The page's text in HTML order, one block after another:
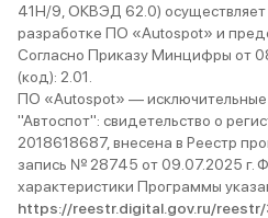
41Н/9, ОКВЭД 62.0) осуществляет
разработке ПО «Autospot» и
Согласно Приказу Минцифры от
(код): 2.01.
ПО «Autospot» —
"Автоспот": свидетельство о
2018618687, внесена в Реестр
запись № 28745 от 09.07.2025 г.
характеристики Программы
https://reestr.digital.gov.ru/